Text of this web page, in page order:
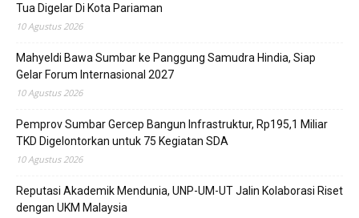
Tua Digelar Di Kota Pariaman
10 Agustus 2026
Mahyeldi Bawa Sumbar ke Panggung Samudra Hindia, Siap
Gelar Forum Internasional 2027
10 Agustus 2026
Pemprov Sumbar Gercep Bangun Infrastruktur, Rp195,1 Miliar
TKD Digelontorkan untuk 75 Kegiatan SDA
10 Agustus 2026
Reputasi Akademik Mendunia, UNP-UM-UT Jalin Kolaborasi Riset
dengan UKM Malaysia